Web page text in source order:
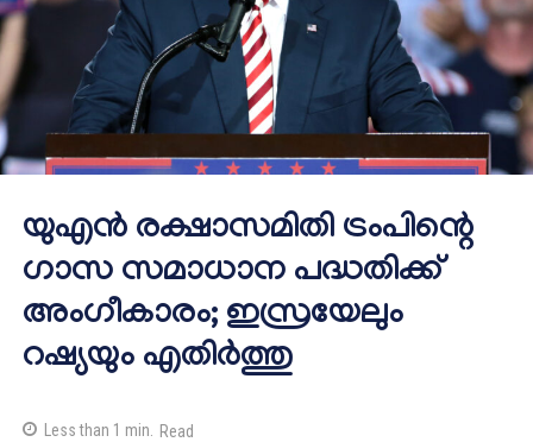
യുഎൻ രക്ഷാസമിതി ട്രംപിന്റെ
ഗാസ സമാധാന പദ്ധതിക്ക്
അംഗീകാരം; ഇസ്രയേലും
റഷ്യയും എതിർത്തു
Less than 1 min. Read